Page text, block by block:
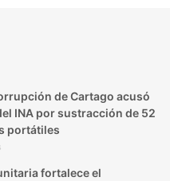
de Cartago acusó
INA por sustracción de 52
portátiles
fortalece el